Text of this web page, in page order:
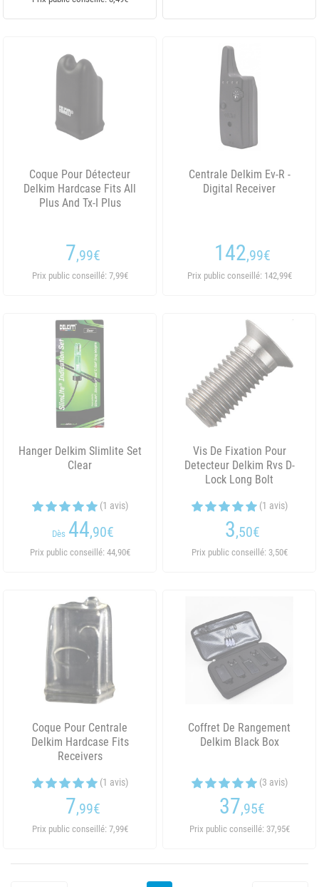
Coque Pour Détecteur
Delkim Hardcase Fits All
Plus And Tx-I Plus
7,99€
Prix public conseillé: 7,99€
Centrale Delkim Ev-R -
Digital Receiver
142,99€
Prix public conseillé: 142,99€
Hanger Delkim Slimlite Set
Clear
(1 avis)
Dès 44,90€
Prix public conseillé: 44,90€
Vis De Fixation Pour
Detecteur Delkim Rvs D-
Lock Long Bolt
(1 avis)
3,50€
Prix public conseillé: 3,50€
Coque Pour Centrale
Delkim Hardcase Fits
Receivers
(1 avis)
7,99€
Prix public conseillé: 7,99€
Coffret De Rangement
Delkim Black Box
(3 avis)
37,95€
Prix public conseillé: 37,95€